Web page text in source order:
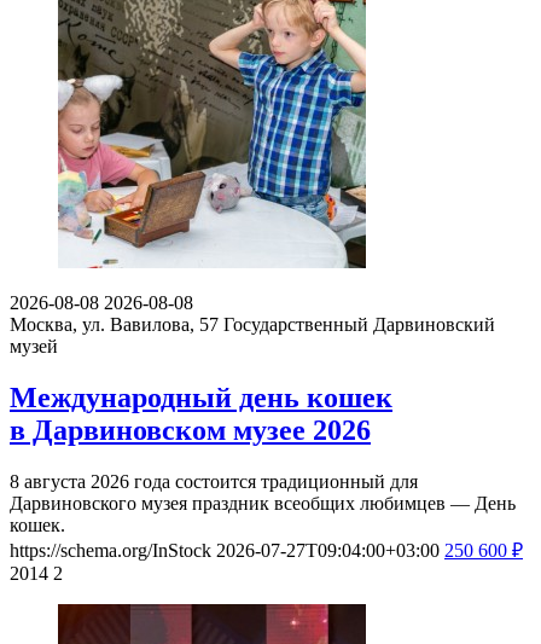
2026-08-08 2026-08-08
Москва, ул. Вавилова, 57 Государственный Дарвиновский
музей
Международный день кошек
в Дарвиновском музее 2026
8 августа 2026 года состоится традиционный для
Дарвиновского музея праздник всеобщих любимцев — День
кошек.
https://schema.org/InStock 2026-07-27T09:04:00+03:00 250 600 ₽
2014 2